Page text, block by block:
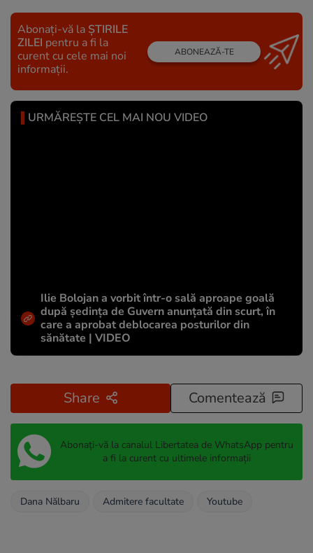
Abonați-vă la ȘTIRILE
ZILEI pentru a fi la
curent cu cele mai noi
informații.
ABONEAZĂ-TE
URMĂREȘTE CEL MAI NOU VIDEO
Ilie Bolojan a vorbit într-o sală aproape goală
după ședința de Guvern anunțată din scurt, în
care a aprobat deblocarea posturilor din
sănătate | VIDEO
Share Comentează
Abonați-vă la canalul Libertatea de WhatsApp pentru
a fi la curent cu ultimele informații
Dana Nălbaru Admitere facultate Youtube